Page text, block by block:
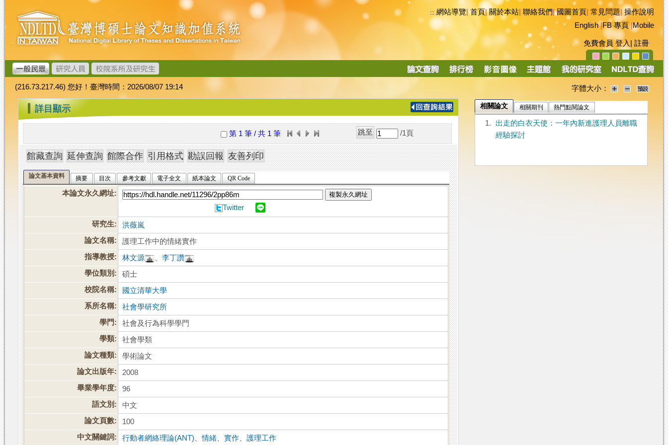
跳
到
主
要
內
容
臺
灣
博
碩
士
論
文
加
值
系
統
::: 網站導覽|首頁|關於本站 聯絡我們|國圖首頁 常見問題|操作說明
English|FB 專頁|Mobile
免費會員 登入 註冊
導
(216.73.217.46) 您好！臺灣時間：2026/08/07 19:14 字體大小：
::: 詳目顯示
第 1 筆 / 共 1 筆 /1 頁
論文基本資料 摘要 目次 參考文獻 電子全文 紙本論文 QR Code
本論文永久網址: 複製永久網址
Twitter
研究生:
洪薇嵐
論文名稱:
護理工作中的情緒實作
指導教授:
林文源 、李丁讚
學位類別:
碩士
校院名稱:
國立清華大學
系所名稱:
社會學研究所
學門:
社會及行為科學學門
學類:
社會學類
論文種類:
學術論文
論文出版年:
2008
畢業學年度:
96
語文別:
中文
論文頁數:
100
中文關鍵詞:
行動者網絡理論(ANT) 、情緒 、實作 、護理工作
相關論文 相關期刊 熱門點閱論文
1.
出走的白衣天使：一年內新進護理人員離職
經驗探討